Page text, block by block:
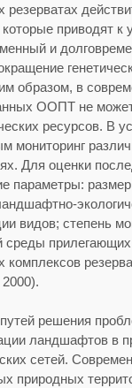
резерватах
приводят к
и
образом, в
ООПТ не
ресурсов. В
мониторинг
Для оценки
параметры: размер
видов; степень
среды
комплексов
решения
ландшафтов в
сетей.
природных